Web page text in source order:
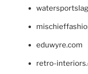
eduwyre.com
retro-